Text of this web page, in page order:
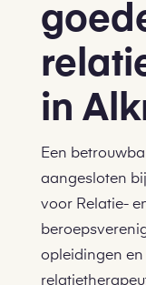
in
Een
aangesloten
voor Relatie-
opleidingen en